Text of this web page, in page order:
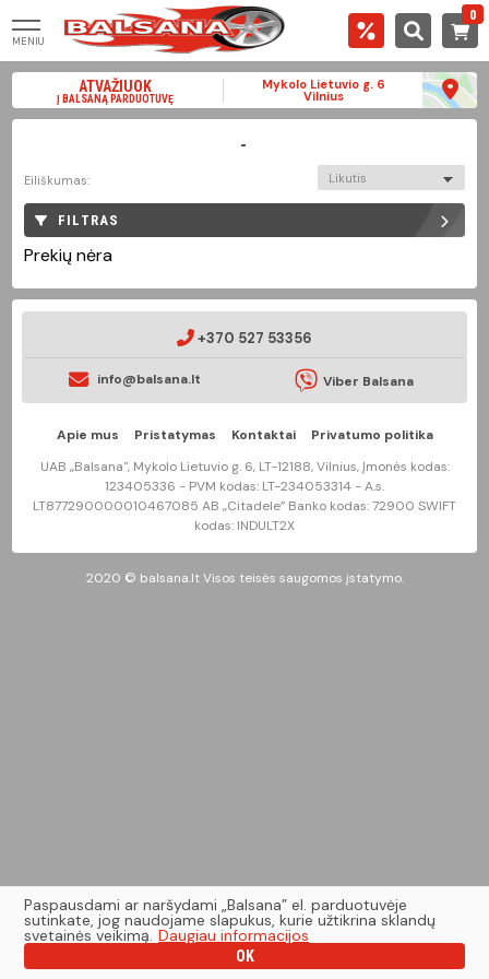
MENIU
0
ATVAŽIUOK
Į BALSANĄ PARDUOTUVĘ
Mykolo Lietuvio g. 6
Vilnius
-
Eiliškumas: Likutis
FILTRAS
Prekių nėra
+370 527 53356
info@balsana.lt Viber Balsana
Apie mus Pristatymas Kontaktai
Privatumo politika
UAB „Balsana", Mykolo Lietuvio g. 6, LT-12188, Vilnius, Įmonės kodas:
123405336 - PVM kodas: LT-234053314 - A.s.
LT877290000010467085 AB „Citadele” Banko kodas: 72900 SWIFT
kodas: INDULT2X
2020 © balsana.lt Visos teisės saugomos įstatymo.
Paspausdami ar naršydami „Balsana” el. parduotuvėje
sutinkate, jog naudojame slapukus, kurie užtikrina sklandų
svetainės veikimą. Daugiau informacijos
OK